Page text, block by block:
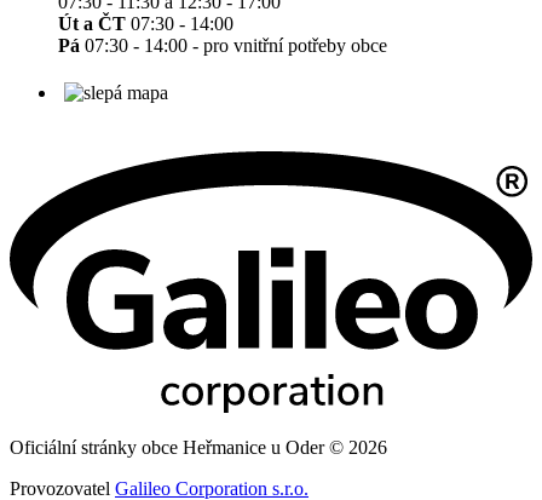
Út a ČT 07:30 - 14:00
Pá 07:30 - 14:00 - pro vnitřní potřeby obce
Oficiální stránky obce Heřmanice u Oder © 2026
Provozovatel Galileo Corporation s.r.o.